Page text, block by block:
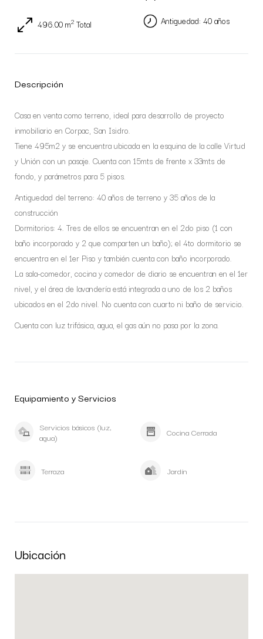
496.00 m2 Total Antiguedad: 40 años
Descripción
Casa en venta como terreno, ideal para desarrollo de proyecto
inmobiliario en Corpac, San Isidro.
Tiene 495m2 y se encuentra ubicada en la esquina de la calle Virtud
y Unión con un pasaje. Cuenta con 15mts de frente x 33mts de
fondo, y parámetros para 5 pisos.
Antiguedad del terreno: 40 años de terreno y 35 años de la
construcción
Dormitorios: 4. Tres de ellos se encuentran en el 2do piso (1 con
baño incorporado y 2 que comparten un baño); el 4to dormitorio se
encuentra en el 1er Piso y también cuenta con baño incorporado.
La sala-comedor, cocina y comedor de diario se encuentran en el 1er
nivel, y el área de lavandería está integrada a uno de los 2 baños
ubicados en el 2do nivel. No cuenta con cuarto ni baño de servicio.
Cuenta con luz trifásica, agua, el gas aún no pasa por la zona.
Equipamiento y Servicios
Servicios básicos (luz,
agua)
Cocina Cerrada
Terraza Jardín
Ubicación